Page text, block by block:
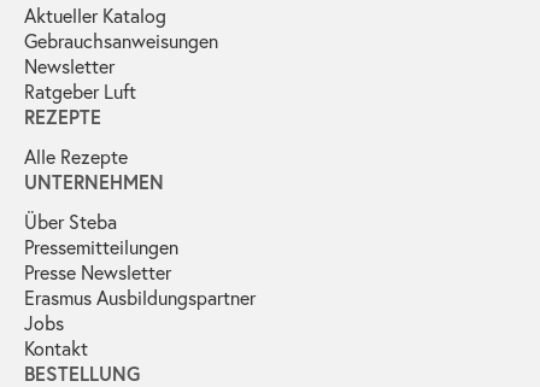
Aktueller Katalog
Gebrauchs­anweisungen
Newsletter
Ratgeber Luft
REZEPTE
Alle Rezepte
UNTERNEHMEN
Über Steba
Pressemitteilungen
Presse Newsletter
Erasmus Ausbildungspartner
Jobs
Kontakt
BESTELLUNG